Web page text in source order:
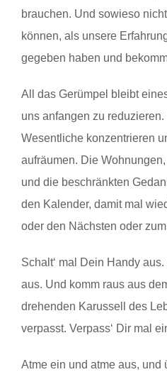
brauchen. Und sowieso
können, als unsere
gegeben haben und
All das Gerümpel bleibt
uns anfangen zu
Wesentliche konzentrieren
aufräumen. Die
und die beschränkten
den Kalender, damit mal
oder den Nächsten oder
Schalt‘ mal Dein Handy
aus. Und komm raus aus
drehenden Karussell des
verpasst. Verpass‘ Dir mal
Atme ein und atme aus, und